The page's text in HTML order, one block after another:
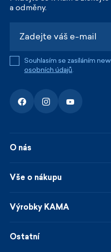
a odměny.
Souhlasím se zasíláním
osobních údajů.
O nás
Kontakty
Novinky
Vše o nákupu
Věrnostní program
Prodejci
Výrobky KAMA
Udržitelnost
Ostatní